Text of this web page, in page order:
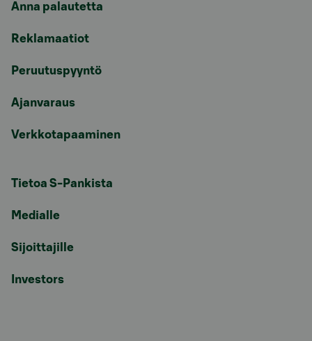
Anna palautetta
Reklamaatiot
Peruutuspyyntö
Ajanvaraus
Verkkotapaaminen
Tietoa S-Pankista
Medialle
Sijoittajille
Investors